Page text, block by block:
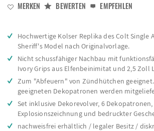
MERKEN BEWERTEN EMPFEHLEN
Hochwertige Kolser Replika des Colt Single
Sheriff's Model nach Originalvorlage.
Nicht schussfähiger Nachbau mit
Ivory Grips aus Elfenbeinimitat und 2,5 Zoll
Zum "Abfeuern" von Zündhütchen
geeigneten Dekopatronen werden
Set inklusive Dekorevolver, 6 Dekopatronen,
Explosionszeichnung und bedruckter
nachweisfrei erhältlich / legaler Besitz /